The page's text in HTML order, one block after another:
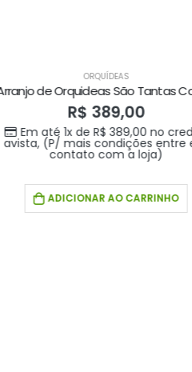
Tantas Coisas
no credito
entre em
Em até 1x
avista, (P/